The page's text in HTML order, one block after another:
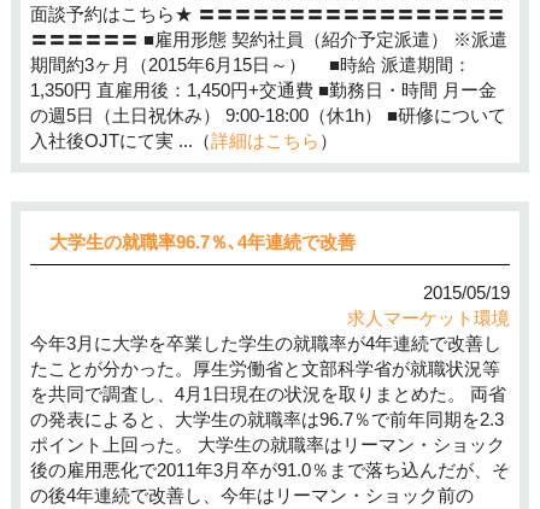
面談予約はこちら★ 〓〓〓〓〓〓〓〓〓〓〓〓〓〓〓〓〓
〓〓〓〓〓〓 ■雇用形態 契約社員（紹介予定派遣） ※派遣
期間約3ヶ月（2015年6月15日～） ■時給 派遣期間：
1,350円 直雇用後：1,450円+交通費 ■勤務日・時間 月ー金
の週5日（土日祝休み） 9:00-18:00（休1h） ■研修について
入社後OJTにて実 ...（詳細はこちら ）
大学生の就職率96.7％､4年連続で改善
2015/05/19
求人マーケット環境
今年3月に大学を卒業した学生の就職率が4年連続で改善し
たことが分かった。厚生労働省と文部科学省が就職状況等
を共同で調査し、4月1日現在の状況を取りまとめた。 両省
の発表によると、大学生の就職率は96.7％で前年同期を2.3
ポイント上回った。 大学生の就職率はリーマン・ショック
後の雇用悪化で2011年3月卒が91.0％まで落ち込んだが、そ
の後4年連続で改善し、今年はリーマン・ショック前の